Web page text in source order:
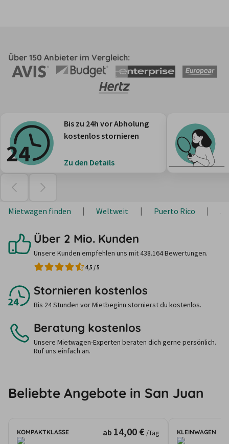
Über 150 Anbieter im Vergleich:
Bis zu 24h vor Abholung
kostenlos stornieren
Zu den Details
Mietwagen finden Weltweit Puerto Rico
Über 2 Mio. Kunden
Unsere Kunden empfehlen uns mit 438.164 Bewertungen.
4,5 /5
Stornieren kostenlos
Bis 24 Stunden vor Mietbeginn stornierst du kostenlos.
Beratung kostenlos
Unsere Mietwagen-Experten beraten dich gerne persönlich.
Ruf uns einfach an.
Beliebte Angebote in San Juan
KOMPAKTKLASSE ab 14,00 € /Tag KLEINWAGEN